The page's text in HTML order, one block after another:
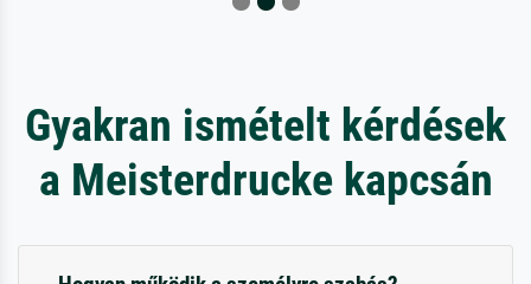
Gyakran ismételt kérdések
a Meisterdrucke kapcsán